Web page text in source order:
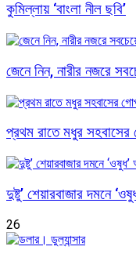
কুমিল্লায় ‘বাংলা নীল ছবি’
জেনে নিন, নারীর নজরে
প্রথম রাতে মধুর
দুষ্টু’ শেয়ারবাজার দমনে
26